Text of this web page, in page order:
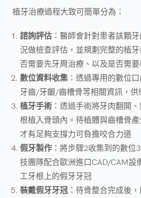
植牙治療過程大致可簡單分為：
諮詢評估 ：醫師會針對患者該顆
況做檢查評估，並規劃完整的植
否需要先牙周治療、以及是否需
數位資料收集 ：透過專用的數位
牙齒/牙齦/齒槽骨等相關資訊，供
植牙手術 ：透過手術將牙肉翻開
根植入骨頭內。待植體與齒槽骨產
才有足夠支撐力可負擔咬合力道
假牙製作 ：將步驟2收集到的數位
技團隊配合歐洲進口CAD/CAM設
工牙根上的假牙牙冠
裝戴假牙牙冠 ：待骨整合完成後